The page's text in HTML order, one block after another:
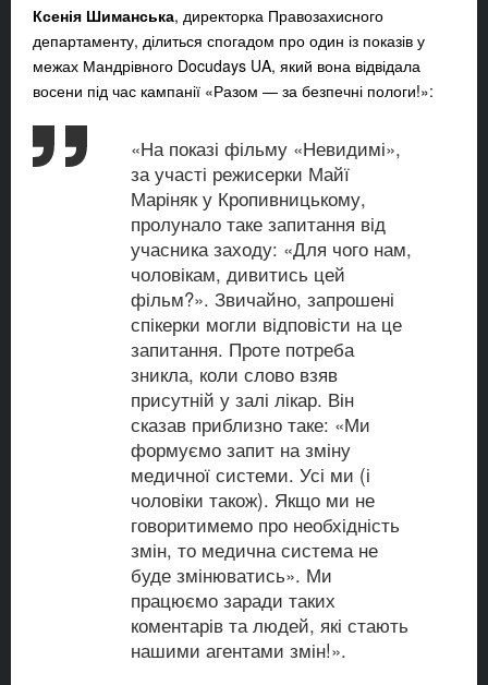
Ксенія Шиманська, директорка Правозахисного
департаменту, ділиться спогадом про один із показів у
межах Мандрівного Docudays UA, який вона відвідала
восени під час кампанії «Разом — за безпечні пологи!»:
«На показі фільму «Невидимі»,
за участі режисерки Майї
Маріняк у Кропивницькому,
пролунало таке запитання від
учасника заходу: «Для чого нам,
чоловікам, дивитись цей
фільм?». Звичайно, запрошені
спікерки могли відповісти на це
запитання. Проте потреба
зникла, коли слово взяв
присутній у залі лікар. Він
сказав приблизно таке: «Ми
формуємо запит на зміну
медичної системи. Усі ми (і
чоловіки також). Якщо ми не
говоритимемо про необхідність
змін, то медична система не
буде змінюватись». Ми
працюємо заради таких
коментарів та людей, які стають
нашими агентами змін!».